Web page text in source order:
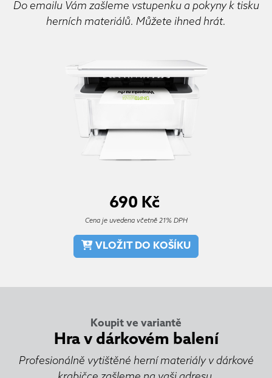
Do emailu Vám zašleme vstupenku a pokyny k tisku
herních materiálů. Můžete ihned hrát.
690 Kč
Cena je uvedena včetně 21% DPH
VLOŽIT DO KOŠÍKU
Koupit ve variantě
Hra v dárkovém balení
Profesionálně vytištěné herní materiály v dárkové